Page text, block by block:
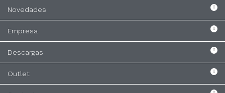
Novedades
Empresa
Descargas
Outlet